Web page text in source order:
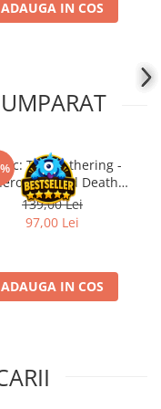
ADAUGA IN COS
The Gathering -
Beyond Death
Collector Booster
139,00 Lei
97,00 Lei
ADAUGA IN COS